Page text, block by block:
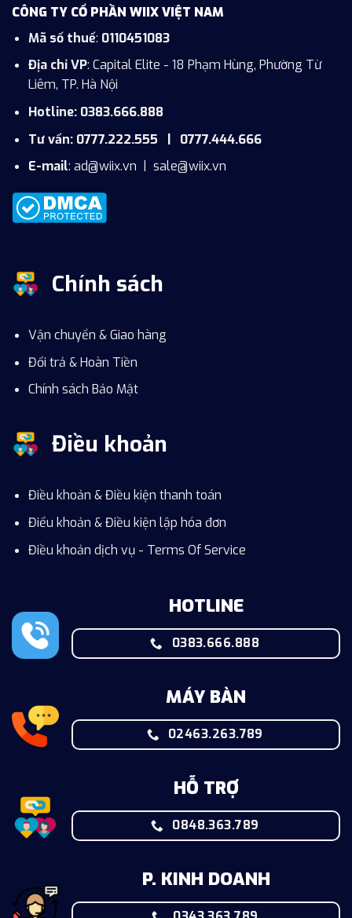
CÔNG TY CỔ PHẦN WIIX VIỆT NAM
Mã số thuế: 0110451083
Địa chỉ VP: Capital Elite - 18 Phạm Hùng, Phường Từ
Liêm, TP. Hà Nội
Hotline: 0383.666.888
Tư vấn: 0777.222.555 | 0777.444.666
E-mail: ad@wiix.vn sale@wiix.vn
Chính sách
Vận chuyển & Giao hàng
Đổi trả & Hoàn Tiền
Chính sách Bảo Mật
Điều khoản
Điều khoản & Điều kiện thanh toán
Điểu khoản & Điều kiện lập hóa đơn
Điều khoản dịch vụ - Terms Of Service
HOTLINE
0383.666.888
MÁY BÀN
02463.263.789
HỖ TRỢ
0848.363.789
P. KINH DOANH